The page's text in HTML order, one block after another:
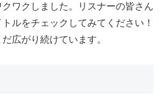
ワクしました。リスナーの皆さん
ルをチェックしてみてください！
広がり続けています。